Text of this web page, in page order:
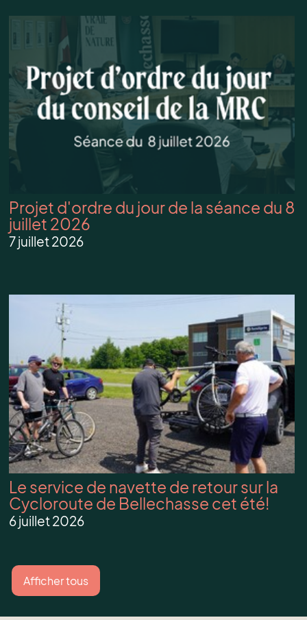
Projet d'ordre du jour de la séance du 8
juillet 2026
7 juillet 2026
Le service de navette de retour sur la
Cycloroute de Bellechasse cet été!
6 juillet 2026
Afficher tous